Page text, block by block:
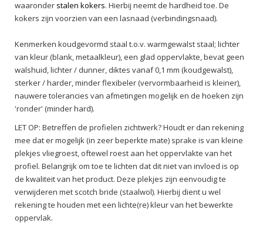
waaronder stalen kokers. Hierbij neemt de hardheid toe. De
kokers zijn voorzien van een lasnaad (verbindingsnaad).
Kenmerken koudgevormd staal t.o.v. warmgewalst staal; lichter
van kleur (blank, metaalkleur), een glad oppervlakte, bevat geen
walshuid, lichter / dunner, diktes vanaf 0,1 mm (koudgewalst),
sterker / harder, minder flexibeler (vervormbaarheid is kleiner),
nauwere tolerancies van afmetingen mogelijk en de hoeken zijn
'ronder' (minder hard).
LET OP: Betreffen de profielen zichtwerk? Houdt er dan rekening
mee dat er mogelijk (in zeer beperkte mate) sprake is van kleine
plekjes vliegroest, oftewel roest aan het oppervlakte van het
profiel. Belangrijk om toe te lichten dat dit niet van invloed is op
de kwaliteit van het product. Deze plekjes zijn eenvoudig te
verwijderen met scotch bride (staalwol). Hierbij dient u wel
rekening te houden met een lichte(re) kleur van het bewerkte
oppervlak.